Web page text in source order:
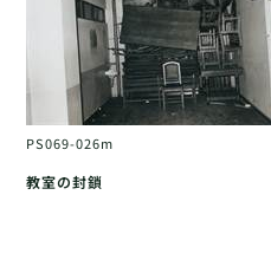
PS069-026m
教室の封鎖